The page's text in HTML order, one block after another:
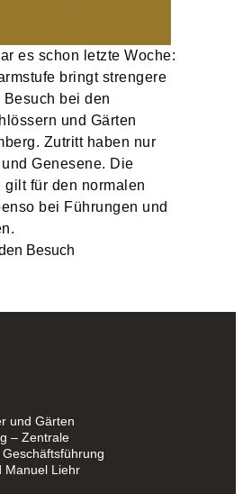
es schon letzte Woche:
bringt strengere
bei den
und Gärten
Zutritt haben nur
Genesene. Die
gilt für den normalen
bei Führungen und
Besuch
und Gärten
– Zentrale
Manuel Liehr